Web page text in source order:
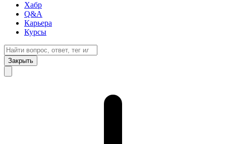
Хабр
Q&A
Карьера
Курсы
Закрыть